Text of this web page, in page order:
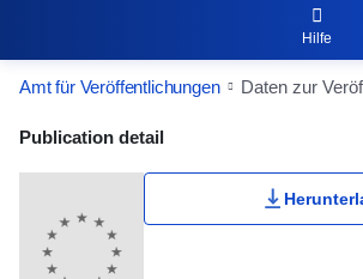
Hilfe
Amt für Veröffentlichungen Daten zur
Publication Detail Actions
Publication detail